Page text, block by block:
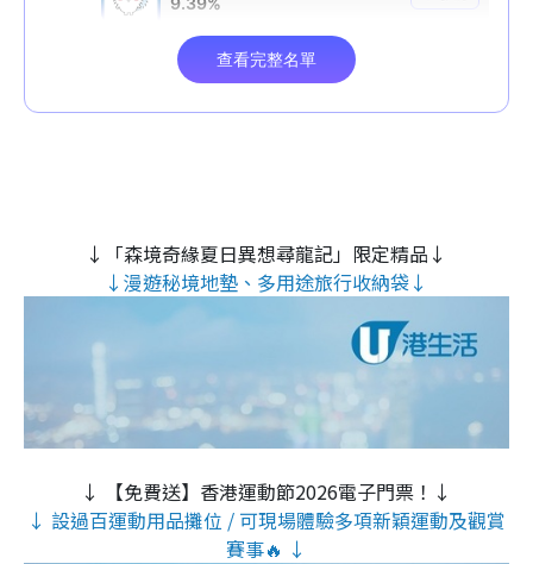
↓「森境奇緣夏日異想尋龍記」限定精品↓
↓漫遊秘境地墊、多用途旅行收納袋↓
↓ 【免費送】香港運動節2026電子門票！↓
↓ 設過百運動用品攤位 / 可現場體驗多項新穎運動及觀賞
賽事🔥 ↓